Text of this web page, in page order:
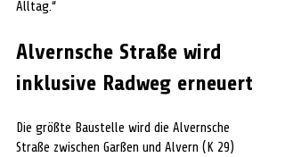
Alltag.“
Alvernsche Straße wird
inklusive Radweg erneuert
Die größte Baustelle wird die Alvernsche
Straße zwischen Garßen und Alvern (K 29)